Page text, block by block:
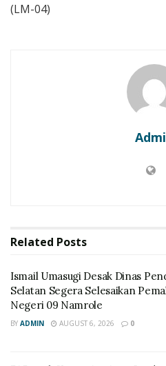
(LM-04)
Related Posts
Ismail Umasugi Desak Dinas
Selatan Segera Selesaikan
Negeri 09 Namrole
BY ADMIN AUGUST 6, 2026 0